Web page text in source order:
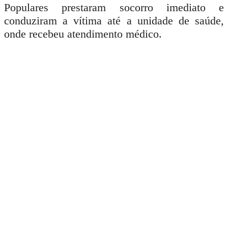
Populares prestaram socorro imediato e
conduziram a vítima até a unidade de saúde,
onde recebeu atendimento médico.